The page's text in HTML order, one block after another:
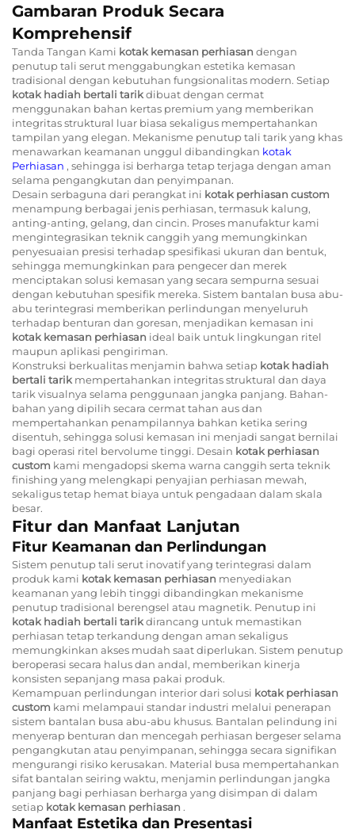
Gambaran Produk Secara
Komprehensif
Tanda Tangan Kami kotak kemasan perhiasan dengan
penutup tali serut menggabungkan estetika kemasan
tradisional dengan kebutuhan fungsionalitas modern. Setiap
kotak hadiah bertali tarikdibuat dengan cermat
menggunakan bahan kertas premium yang memberikan
integritas struktural luar biasa sekaligus mempertahankan
tampilan yang elegan. Mekanisme penutup tali tarik yang khas
menawarkan keamanan unggul dibandingkan kotak
Perhiasan , sehingga isi berharga tetap terjaga dengan aman
selama pengangkutan dan penyimpanan.
Desain serbaguna dari perangkat ini kotak perhiasan custom
menampung berbagai jenis perhiasan, termasuk kalung,
anting-anting, gelang, dan cincin. Proses manufaktur kami
mengintegrasikan teknik canggih yang memungkinkan
penyesuaian presisi terhadap spesifikasi ukuran dan bentuk,
sehingga memungkinkan para pengecer dan merek
menciptakan solusi kemasan yang secara sempurna sesuai
dengan kebutuhan spesifik mereka. Sistem bantalan busa abu-
abu terintegrasi memberikan perlindungan menyeluruh
terhadap benturan dan goresan, menjadikan kemasan ini
kotak kemasan perhiasan ideal baik untuk lingkungan ritel
maupun aplikasi pengiriman.
Konstruksi berkualitas menjamin bahwa setiap kotak hadiah
bertali tarik mempertahankan integritas struktural dan daya
tarik visualnya selama penggunaan jangka panjang. Bahan-
bahan yang dipilih secara cermat tahan aus dan
mempertahankan penampilannya bahkan ketika sering
disentuh, sehingga solusi kemasan ini menjadi sangat bernilai
bagi operasi ritel bervolume tinggi. Desain kotak perhiasan
custom kami mengadopsi skema warna canggih serta teknik
finishing yang melengkapi penyajian perhiasan mewah,
sekaligus tetap hemat biaya untuk pengadaan dalam skala
besar.
Fitur dan Manfaat Lanjutan
Fitur Keamanan dan Perlindungan
Sistem penutup tali serut inovatif yang terintegrasi dalam
produk kami kotak kemasan perhiasan menyediakan
keamanan yang lebih tinggi dibandingkan mekanisme
penutup tradisional berengsel atau magnetik. Penutup ini
kotak hadiah bertali tarikdirancang untuk memastikan
perhiasan tetap terkandung dengan aman sekaligus
memungkinkan akses mudah saat diperlukan. Sistem penutup
beroperasi secara halus dan andal, memberikan kinerja
konsisten sepanjang masa pakai produk.
Kemampuan perlindungan interior dari solusi kotak perhiasan
custom kami melampaui standar industri melalui penerapan
sistem bantalan busa abu-abu khusus. Bantalan pelindung ini
menyerap benturan dan mencegah perhiasan bergeser selama
pengangkutan atau penyimpanan, sehingga secara signifikan
mengurangi risiko kerusakan. Material busa mempertahankan
sifat bantalan seiring waktu, menjamin perlindungan jangka
panjang bagi perhiasan berharga yang disimpan di dalam
setiap kotak kemasan perhiasan .
Manfaat Estetika dan Presentasi